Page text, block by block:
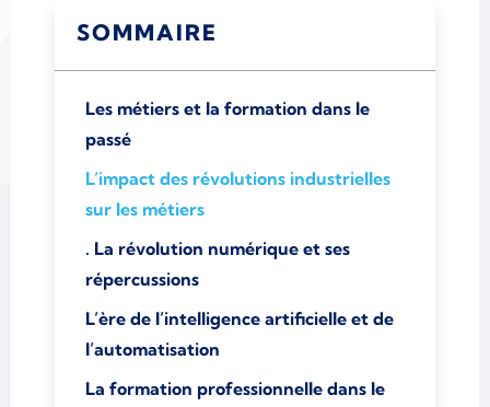
SOMMAIRE
Les métiers et la formation dans le
passé
L’impact des révolutions industrielles
sur les métiers
. La révolution numérique et ses
répercussions
L’ère de l’intelligence artificielle et de
l’automatisation
La formation professionnelle dans le